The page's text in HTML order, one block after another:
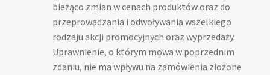
bieżąco zmian w cenach produktów oraz do
przeprowadzania i odwoływania wszelkiego
rodzaju akcji promocyjnych oraz wyprzedaży.
Uprawnienie, o którym mowa w poprzednim
zdaniu, nie ma wpływu na zamówienia złożone